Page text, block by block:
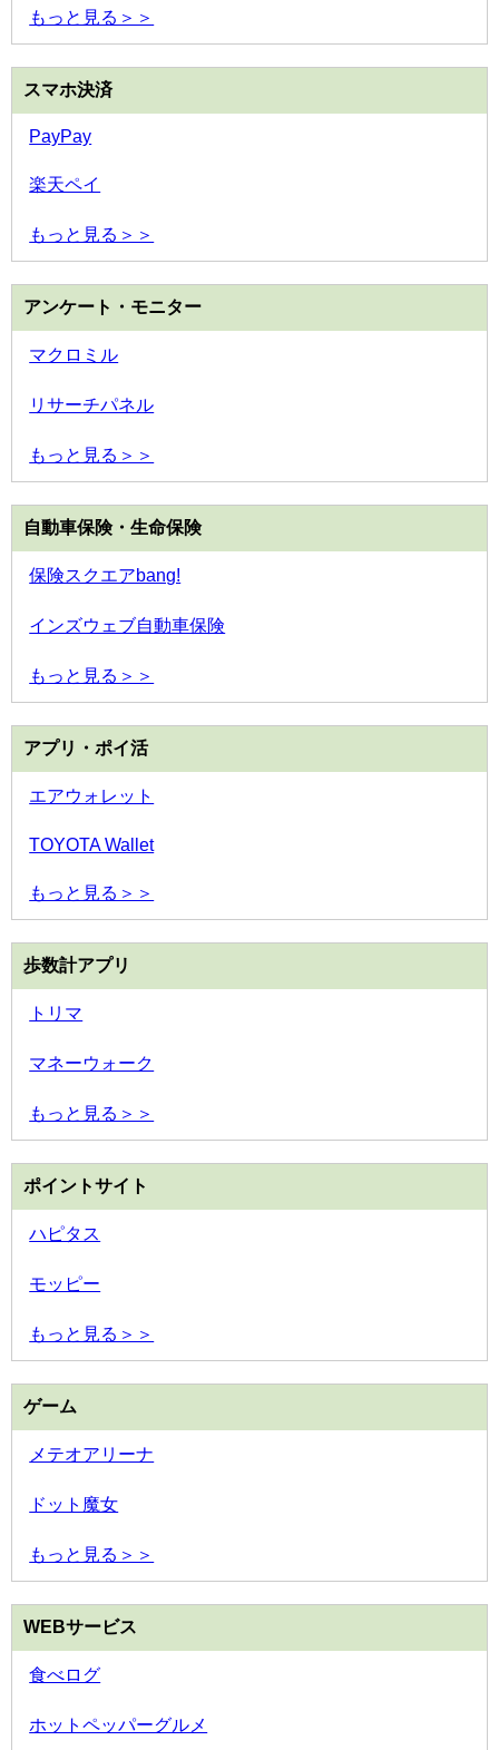
もっと見る＞＞
スマホ決済
PayPay
楽天ペイ
もっと見る＞＞
アンケート・モニター
マクロミル
リサーチパネル
もっと見る＞＞
自動車保険・生命保険
保険スクエアbang!
インズウェブ自動車保険
もっと見る＞＞
アプリ・ポイ活
エアウォレット
TOYOTA Wallet
もっと見る＞＞
歩数計アプリ
トリマ
マネーウォーク
もっと見る＞＞
ポイントサイト
ハピタス
モッピー
もっと見る＞＞
ゲーム
メテオアリーナ
ドット魔女
もっと見る＞＞
WEBサービス
食べログ
ホットペッパーグルメ